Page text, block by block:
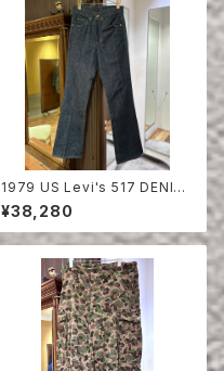
1979 US Levi's 517 DENIM
PANTS DEAD STOCK
¥38,280